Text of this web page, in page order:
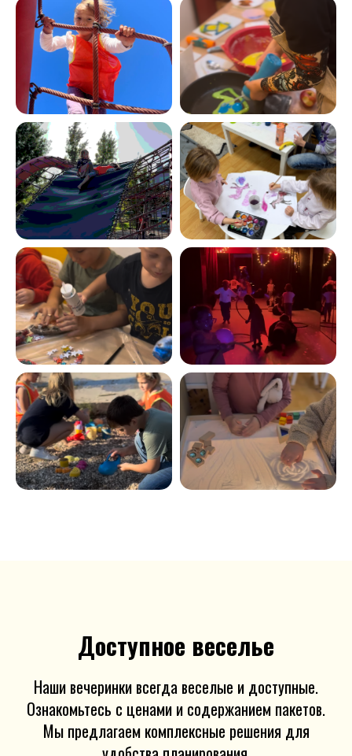
Доступное веселье
Наши вечеринки всегда веселые и доступные.
Ознакомьтесь с ценами и содержанием пакетов.
Мы предлагаем комплексные решения для